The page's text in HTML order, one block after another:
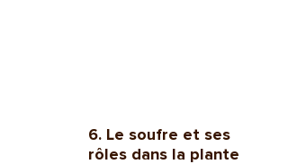
6. Le soufre et ses
rôles dans la plante